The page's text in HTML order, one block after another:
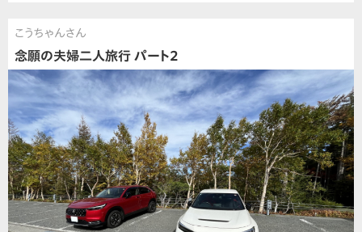
こうちゃんさん
念願の夫婦二人旅行 パート2